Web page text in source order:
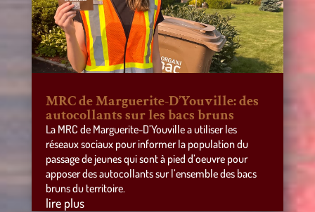
MRC de Marguerite-D’Youville: des
autocollants sur les bacs bruns
La MRC de Marguerite-D’Youville a utiliser les
réseaux sociaux pour informer la population du
passage de jeunes qui sont à pied d’oeuvre pour
apposer des autocollants sur l’ensemble des bacs
bruns du territoire.
lire plus